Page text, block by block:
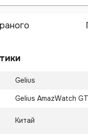
Gelius
Gelius AmazWatch
Китай